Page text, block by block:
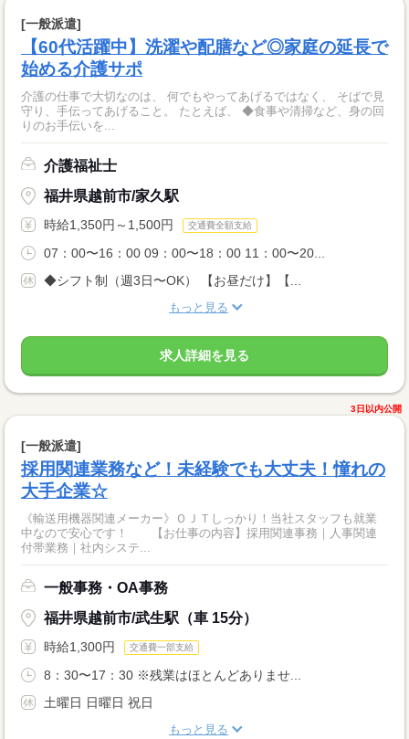
[一般派遣]
【60代活躍中】洗濯や配膳など◎家庭の延長で
始める介護サポ
介護の仕事で大切なのは、 何でもやってあげるではなく、 そばで見
守り、手伝ってあげること。 たとえば、 ◆食事や清掃など、身の回
りのお手伝いを...
介護福祉士
福井県越前市/家久駅
時給1,350円～1,500円 交通費全額支給
07：00〜16：00 09：00〜18：00 11：00〜20...
◆シフト制（週3日〜OK） 【お昼だけ】【...
もっと見る
求人詳細を見る
3日以内公開
[一般派遣]
採用関連業務など！未経験でも大丈夫！憧れの
大手企業☆
《輸送用機器関連メーカー》ＯＪＴしっかり！当社スタッフも就業
中なので安心です！ 【お仕事の内容】採用関連事務｜人事関連
付帯業務｜社内システ...
一般事務・OA事務
福井県越前市/武生駅（車 15分）
時給1,300円 交通費一部支給
8：30〜17：30 ※残業はほとんどありませ...
土曜日 日曜日 祝日
もっと見る